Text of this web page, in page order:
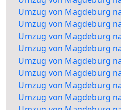
Umzug von Magdeburg
Umzug von Magdeburg
Umzug von Magdeburg
Umzug von Magdeburg
Umzug von Magdeburg
Umzug von Magdeburg
Umzug von Magdeburg
Umzug von Magdeburg